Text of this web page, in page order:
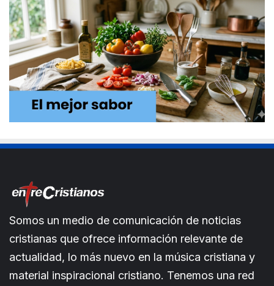
Somos un medio de comunicación de noticias
cristianas que ofrece información relevante de
actualidad, lo más nuevo en la música cristiana y
material inspiracional cristiano. Tenemos una red